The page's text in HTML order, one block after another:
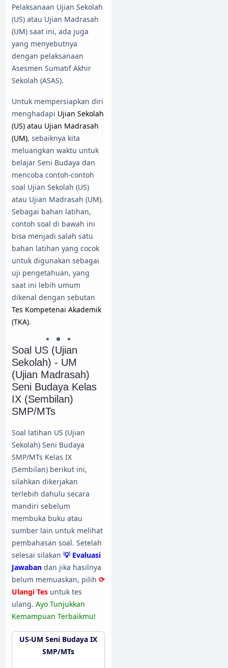
Pelaksanaan Ujian Sekolah
(US) atau Ujian Madrasah
(UM) saat ini, ada juga
yang menyebutnya
dengan pelaksanaan
Asesmen Sumatif Akhir
Sekolah (ASAS).
Untuk mempersiapkan diri
menghadapi Ujian Sekolah
(US) atau Ujian Madrasah
(UM), sebaiknya kita
meluangkan waktu untuk
belajar Seni Budaya dan
mencoba contoh-contoh
soal Ujian Sekolah (US)
atau Ujian Madrasah (UM).
Sebagai bahan latihan,
contoh soal di bawah ini
bisa menjadi salah satu
bahan latihan yang cocok
untuk digunakan sebagai
uji pengetahuan, yang
saat ini lebih umum
dikenal dengan sebutan
Tes Kompetenai Akademik
(TKA).
Soal US (Ujian
Sekolah) - UM
(Ujian Madrasah)
Seni Budaya Kelas
IX (Sembilan)
SMP/MTs
Soal latihan US (Ujian
Sekolah) Seni Budaya
SMP/MTs Kelas IX
(Sembilan) berikut ini,
silahkan dikerjakan
terlebih dahulu secara
mandiri sebelum
membuka buku atau
sumber lain untuk melihat
pembahasan soal. Setelah
selesai silakan 💡 Evaluasi
Jawaban dan jika hasilnya
belum memuaskan, pilih ⟳
Ulangi Tes untuk tes
ulang. Ayo Tunjukkan
Kemampuan Terbaikmu!
US-UM Seni Budaya IX
SMP/MTs